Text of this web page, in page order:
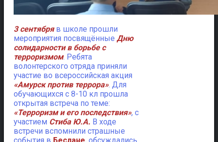
3 сентябряв школе прошли
мероприятия посвящённые Дню
солидарности в борьбе с
терроризмом. Ребята
волонтерского отряда приняли
участие во всероссийская акция
«Амурск против террора». Для
обучающихся с 8-10 кл прошла
открытая встреча по теме:
«Терроризм и его последствия», с
участием Стиба Ю.А. В ходе
встречи вспомнили страшные